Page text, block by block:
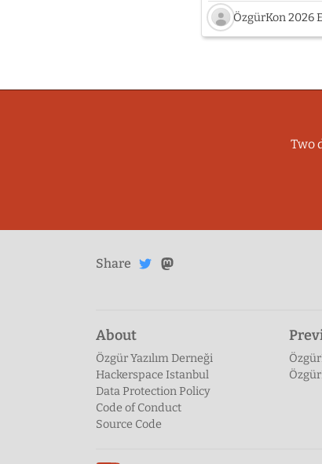
Speaker
ÖzgürKon 2026
Two
Share
on
About
Özgür Yazılım Derneği
Hackerspace Istanbul
Data Protection Policy
Code of Conduct
Source Code